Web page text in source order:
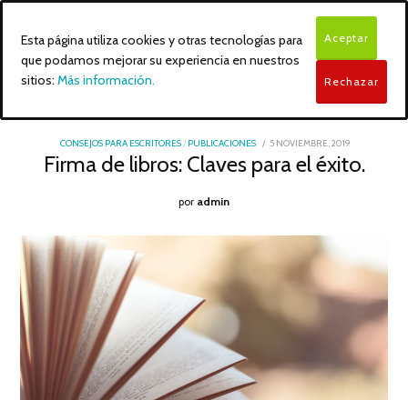
CONSEJOS PARA ESCRITORES/ PUBLICACIONES
POSTED
5 NOVIEMBRE, 2019
2019
Firma de libros: Claves para el éxito.
por admin
Esta página utiliza cookies y otras tecnologías para
que podamos mejorar su experiencia en nuestros
sitios: Más información.
Aceptar
Rechazar